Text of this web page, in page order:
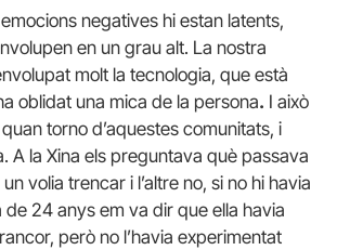
negatives hi estan latents,
en un grau alt. La nostra
molt la tecnologia, que està
oblidat una mica de la persona. I això
torno d’aquestes comunitats, i
A la Xina els preguntava què passava
volia trencar i l’altre no, si no hi havia
de 24 anys em va dir que ella havia
però no l’havia experimentat